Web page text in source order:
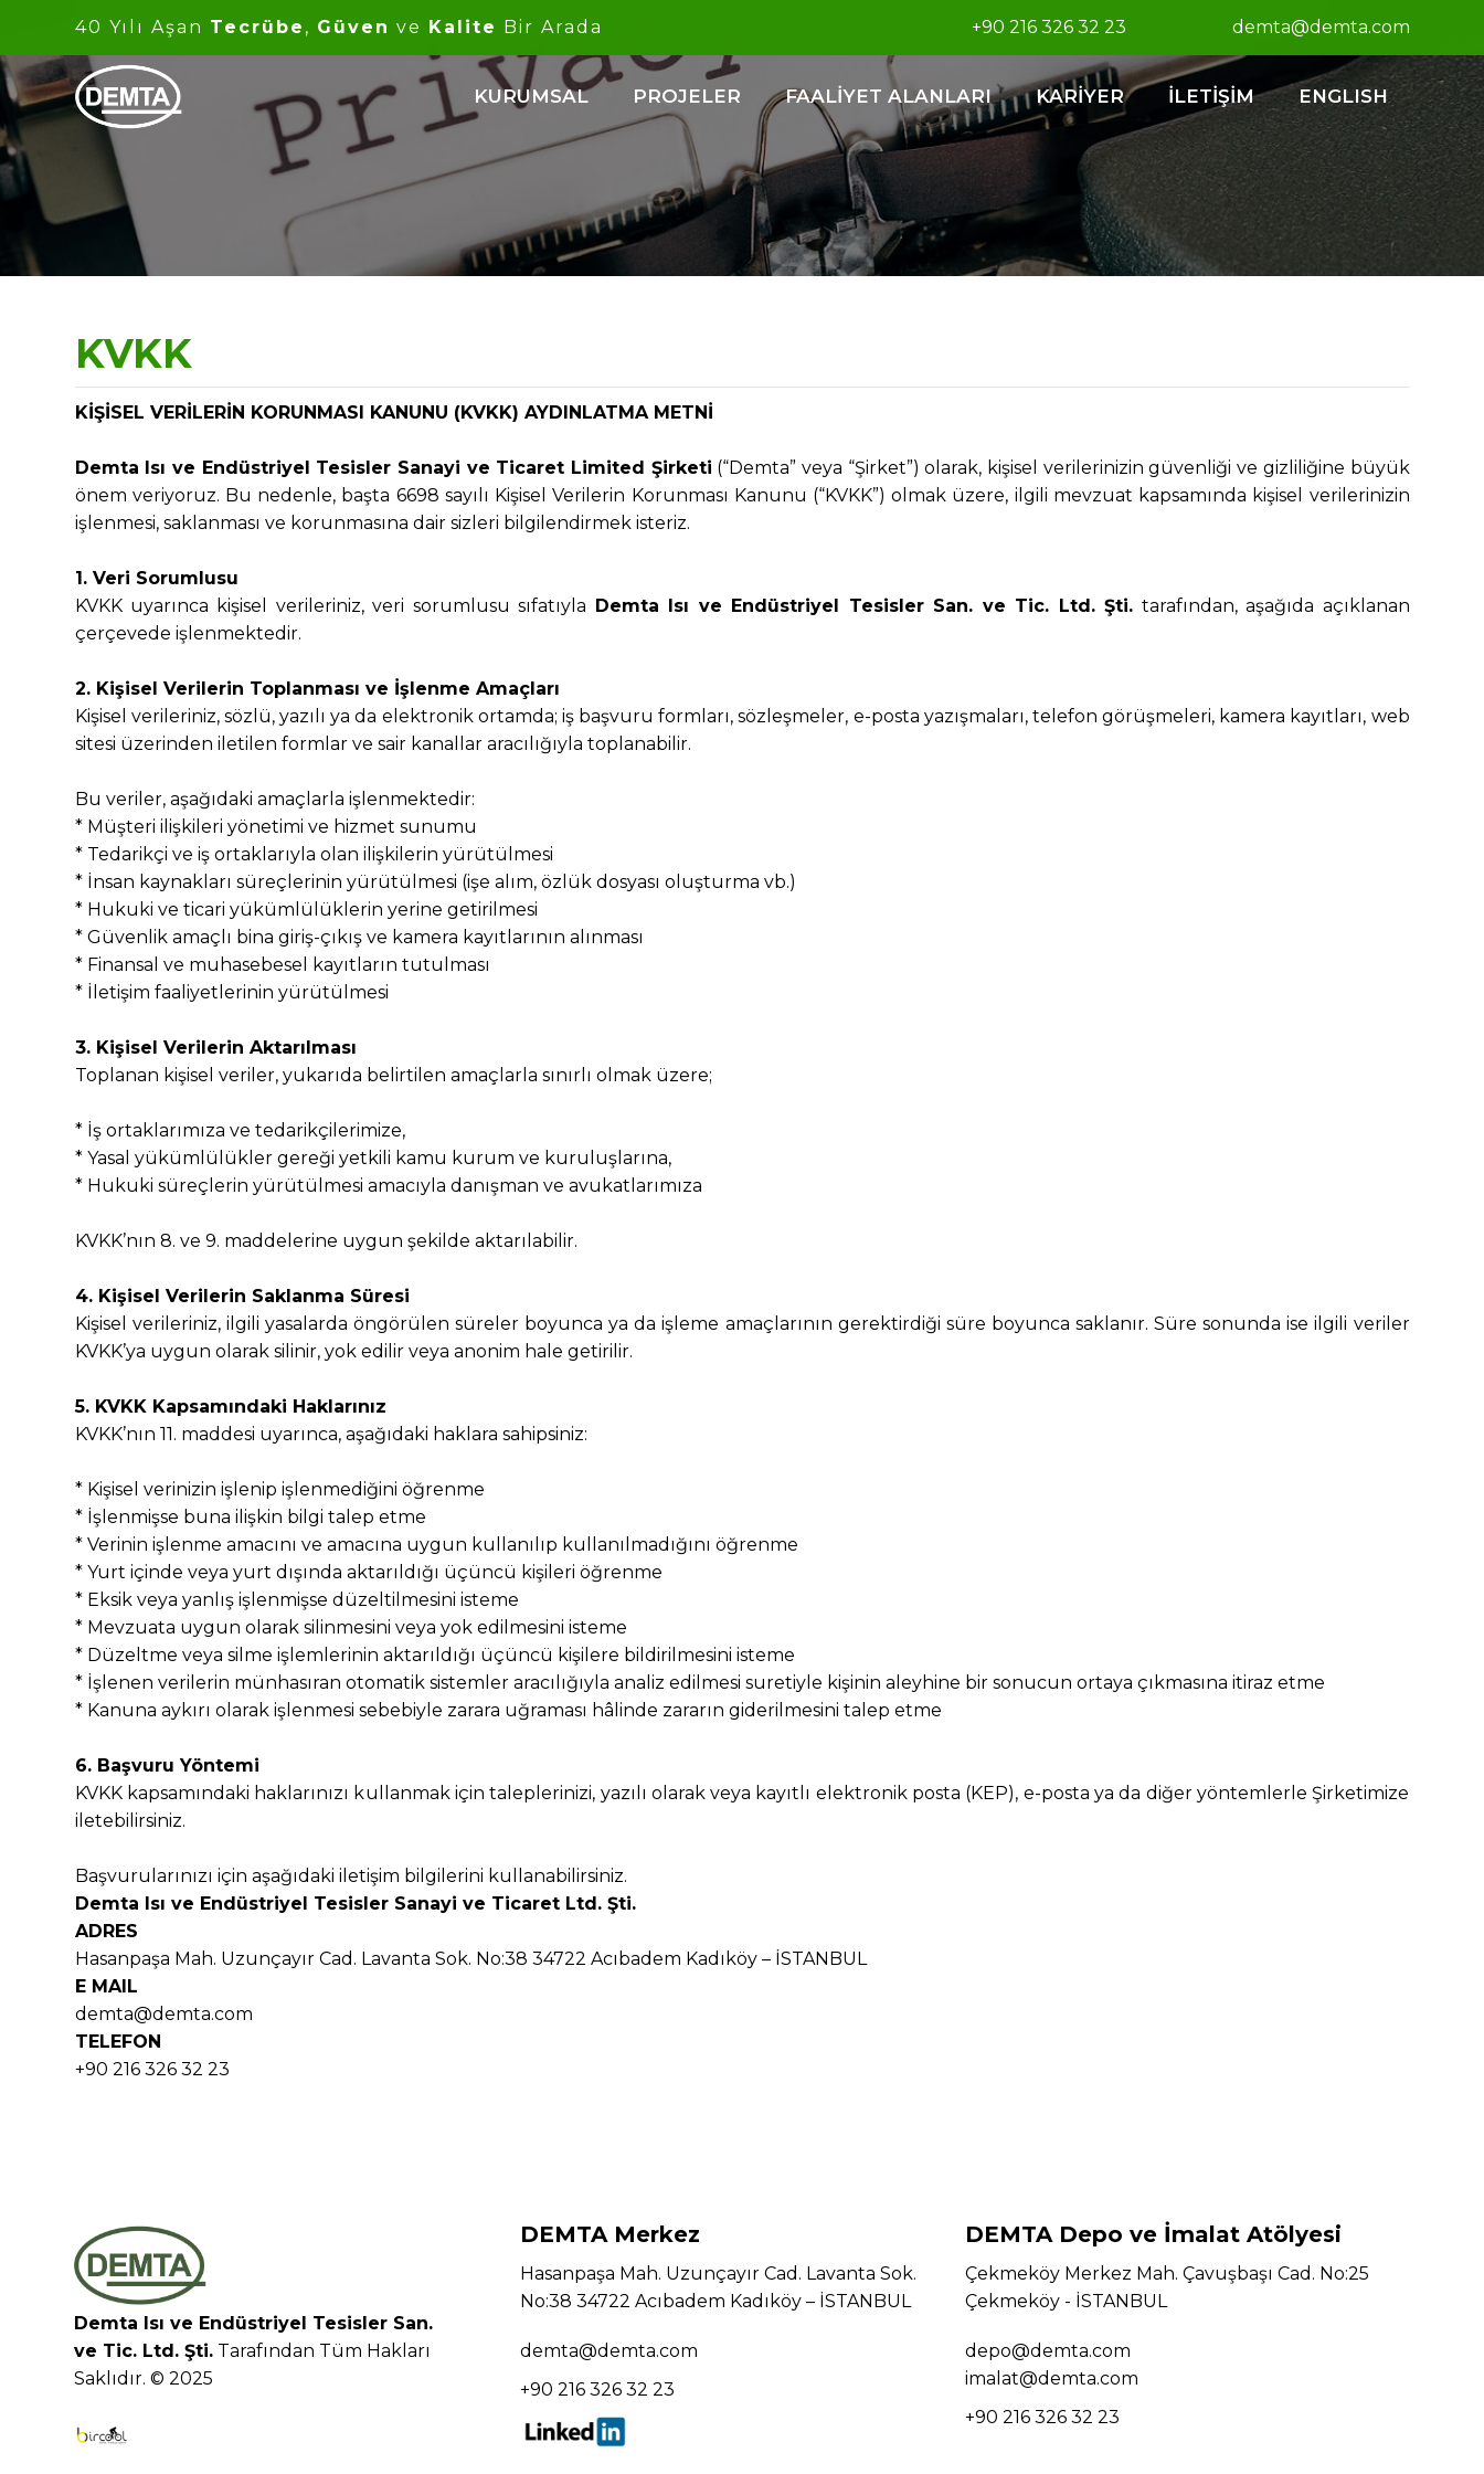
40 Yılı Aşan Tecrübe , Güven ve Kalite Bir Arada +90 216 326 32 23 demta@demta.com
ENGLISH
İLETİŞİM
KARİYER
FAALİYET ALANLARI
PROJELER
KURUMSAL
KVKK
KİŞİSEL VERİLERİN KORUNMASI KANUNU (KVKK) AYDINLATMA METNİ
Demta Isı ve Endüstriyel Tesisler Sanayi ve Ticaret Limited Şirketi (“Demta” veya “Şirket”) olarak, kişisel verilerinizin güvenliği ve gizliliğine büyük
önem veriyoruz. Bu nedenle, başta 6698 sayılı Kişisel Verilerin Korunması Kanunu (“KVKK”) olmak üzere, ilgili mevzuat kapsamında kişisel verilerinizin
işlenmesi, saklanması ve korunmasına dair sizleri bilgilendirmek isteriz.
1. Veri Sorumlusu
KVKK uyarınca kişisel verileriniz, veri sorumlusu sıfatıyla Demta Isı ve Endüstriyel Tesisler San. ve Tic. Ltd. Şti. tarafından, aşağıda açıklanan
çerçevede işlenmektedir.
2. Kişisel Verilerin Toplanması ve İşlenme Amaçları
Kişisel verileriniz, sözlü, yazılı ya da elektronik ortamda; iş başvuru formları, sözleşmeler, e-posta yazışmaları, telefon görüşmeleri, kamera kayıtları, web
sitesi üzerinden iletilen formlar ve sair kanallar aracılığıyla toplanabilir.
Bu veriler, aşağıdaki amaçlarla işlenmektedir:
* Müşteri ilişkileri yönetimi ve hizmet sunumu
* Tedarikçi ve iş ortaklarıyla olan ilişkilerin yürütülmesi
* İnsan kaynakları süreçlerinin yürütülmesi (işe alım, özlük dosyası oluşturma vb.)
* Hukuki ve ticari yükümlülüklerin yerine getirilmesi
* Güvenlik amaçlı bina giriş-çıkış ve kamera kayıtlarının alınması
* Finansal ve muhasebesel kayıtların tutulması
* İletişim faaliyetlerinin yürütülmesi
3. Kişisel Verilerin Aktarılması
Toplanan kişisel veriler, yukarıda belirtilen amaçlarla sınırlı olmak üzere;
* İş ortaklarımıza ve tedarikçilerimize,
* Yasal yükümlülükler gereği yetkili kamu kurum ve kuruluşlarına,
* Hukuki süreçlerin yürütülmesi amacıyla danışman ve avukatlarımıza
KVKK’nın 8. ve 9. maddelerine uygun şekilde aktarılabilir.
4. Kişisel Verilerin Saklanma Süresi
Kişisel verileriniz, ilgili yasalarda öngörülen süreler boyunca ya da işleme amaçlarının gerektirdiği süre boyunca saklanır. Süre sonunda ise ilgili veriler
KVKK’ya uygun olarak silinir, yok edilir veya anonim hale getirilir.
5. KVKK Kapsamındaki Haklarınız
KVKK’nın 11. maddesi uyarınca, aşağıdaki haklara sahipsiniz:
* Kişisel verinizin işlenip işlenmediğini öğrenme
* İşlenmişse buna ilişkin bilgi talep etme
* Verinin işlenme amacını ve amacına uygun kullanılıp kullanılmadığını öğrenme
* Yurt içinde veya yurt dışında aktarıldığı üçüncü kişileri öğrenme
* Eksik veya yanlış işlenmişse düzeltilmesini isteme
* Mevzuata uygun olarak silinmesini veya yok edilmesini isteme
* Düzeltme veya silme işlemlerinin aktarıldığı üçüncü kişilere bildirilmesini isteme
* İşlenen verilerin münhasıran otomatik sistemler aracılığıyla analiz edilmesi suretiyle kişinin aleyhine bir sonucun ortaya çıkmasına itiraz etme
* Kanuna aykırı olarak işlenmesi sebebiyle zarara uğraması hâlinde zararın giderilmesini talep etme
6. Başvuru Yöntemi
KVKK kapsamındaki haklarınızı kullanmak için taleplerinizi, yazılı olarak veya kayıtlı elektronik posta (KEP), e-posta ya da diğer yöntemlerle Şirketimize
iletebilirsiniz.
Başvurularınızı için aşağıdaki iletişim bilgilerini kullanabilirsiniz.
Demta Isı ve Endüstriyel Tesisler Sanayi ve Ticaret Ltd. Şti.
ADRES
Hasanpaşa Mah. Uzunçayır Cad. Lavanta Sok. No:38 34722 Acıbadem Kadıköy – İSTANBUL
E MAIL
demta@demta.com
TELEFON
+90 216 326 32 23
Demta Isı ve Endüstriyel Tesisler San.
ve Tic. Ltd. Şti. Tarafından Tüm Hakları
Saklıdır. © 2025
DEMTA Merkez
Hasanpaşa Mah. Uzunçayır Cad. Lavanta Sok.
No:38 34722 Acıbadem Kadıköy – İSTANBUL
demta@demta.com
+90 216 326 32 23
DEMTA Depo ve İmalat Atölyesi
Çekmeköy Merkez Mah. Çavuşbaşı Cad. No:25
Çekmeköy - İSTANBUL
depo@demta.com
imalat@demta.com
+90 216 326 32 23